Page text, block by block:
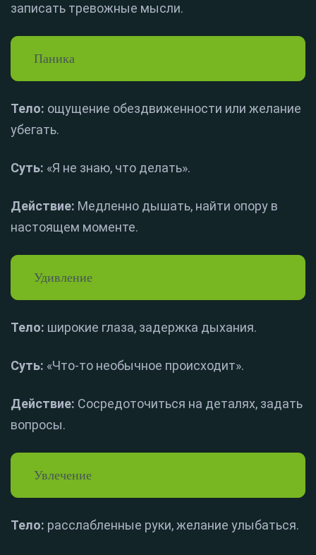
записать тревожные мысли.
Паника
Тело: ощущение обездвиженности или желание
убегать.
Суть: «Я не знаю, что делать».
Действие: Медленно дышать, найти опору в
настоящем моменте.
Удивление
Тело: широкие глаза, задержка дыхания.
Суть: «Что-то необычное происходит».
Действие: Сосредоточиться на деталях, задать
вопросы.
Увлечение
Тело: расслабленные руки, желание улыбаться.